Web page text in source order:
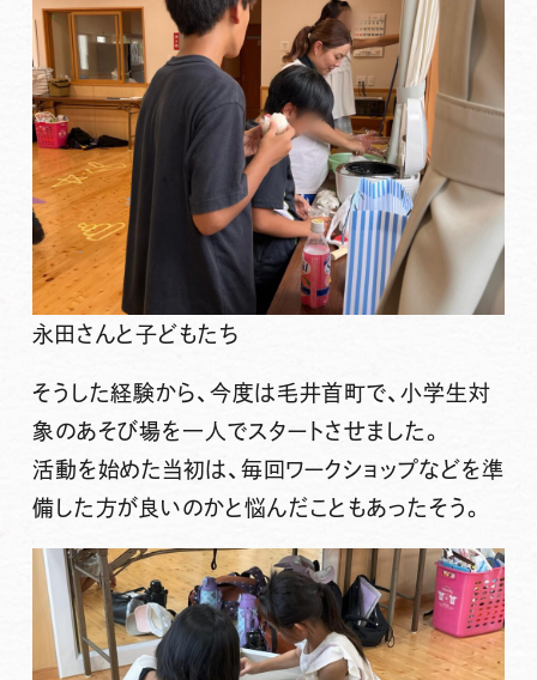
永田さんと子どもたち
そうした経験から、今度は毛井首町で、小学生対
象のあそび場を一人でスタートさせました。
活動を始めた当初は、毎回ワークショップなどを準
備した方が良いのかと悩んだこともあったそう。